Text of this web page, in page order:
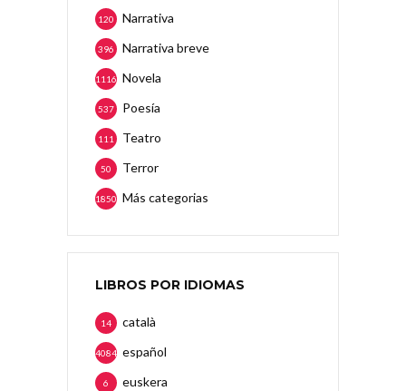
Narrativa
120
Narrativa breve
396
Novela
1116
Poesía
537
Teatro
111
Terror
50
Más categorias
1850
LIBROS POR IDIOMAS
català
14
español
4084
euskera
6